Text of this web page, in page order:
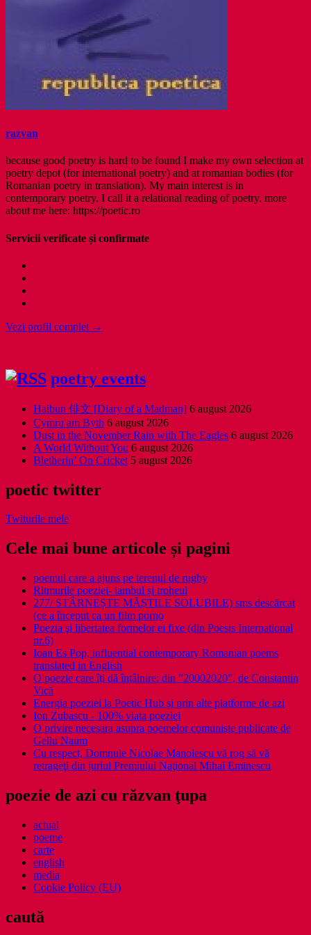
razvan
because good poetry is hard to be found I make my own selection at
poetry depot (for international poetry) and at romanian bodies (for
Romanian poetry in translation). My main interest is in
contemporary poetry. I call it a relational reading of poetry. more
about me here: https://poetic.ro
Servicii verificate și confirmate
Vezi profil complet →
poetry events
Haibun 俳文 [Diary of a Madman] 6 august 2026
Cymru am Byth 6 august 2026
Dust in the November Rain with The Eagles 6 august 2026
A World Without You 6 august 2026
Bletherin’ On Cricket 5 august 2026
poetic twitter
Twiturile mele
Cele mai bune articole și pagini
poemul care a ajuns pe terenul de rugby
Ritmurile poeziei- iambul și troheul
277/ STÂRNEȘTE MĂȘTILE SOLUBILE) sms descărcat
(ce a început ca un film porno
Poezia şi libertatea formelor ei fixe (din Poesis International
nr.6)
Ioan Es Pop, influential contemporary Romanian poems
translated in English
O poezie care îți dă întâlnire: din ”20002020”, de Constantin
Vică
Energia poeziei la Poetic Hub și prin alte platforme de azi
Ion Zubascu - 100% viata poeziei
O privire necesara asupra poemelor comuniste publicate de
Gellu Naum
Cu respect, Domnule Nicolae Manolescu vă rog să vă
retrageţi din juriul Premiului Naţional Mihai Eminescu
poezie de azi cu răzvan ţupa
actual
poeme
carte
english
media
Cookie Policy (EU)
caută